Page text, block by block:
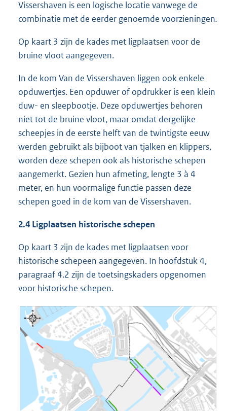
Vissershaven is een logische locatie vanwege de
combinatie met de eerder genoemde voorzieningen.
Op kaart 3 zijn de kades met ligplaatsen voor de
bruine vloot aangegeven.
In de kom Van de Vissershaven liggen ook enkele
opduwertjes. Een opduwer of opdrukker is een klein
duw- en sleepbootje. Deze opduwertjes behoren
niet tot de bruine vloot, maar omdat dergelijke
scheepjes in de eerste helft van de twintigste eeuw
werden gebruikt als bijboot van tjalken en klippers,
worden deze schepen ook als historische schepen
aangemerkt. Gezien hun afmeting, lengte 3 à 4
meter, en hun voormalige functie passen deze
schepen goed in de kom van de Vissershaven.
2.4 Ligplaatsen historische schepen
Op kaart 3 zijn de kades met ligplaatsen voor
historische schepeen aangegeven. In hoofdstuk 4,
paragraaf 4.2 zijn de toetsingskaders opgenomen
voor historische schepen.